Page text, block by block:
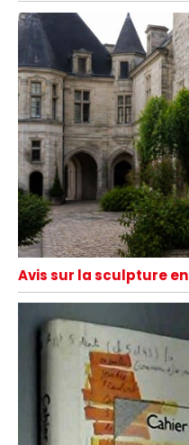
Avis sur la sculpture